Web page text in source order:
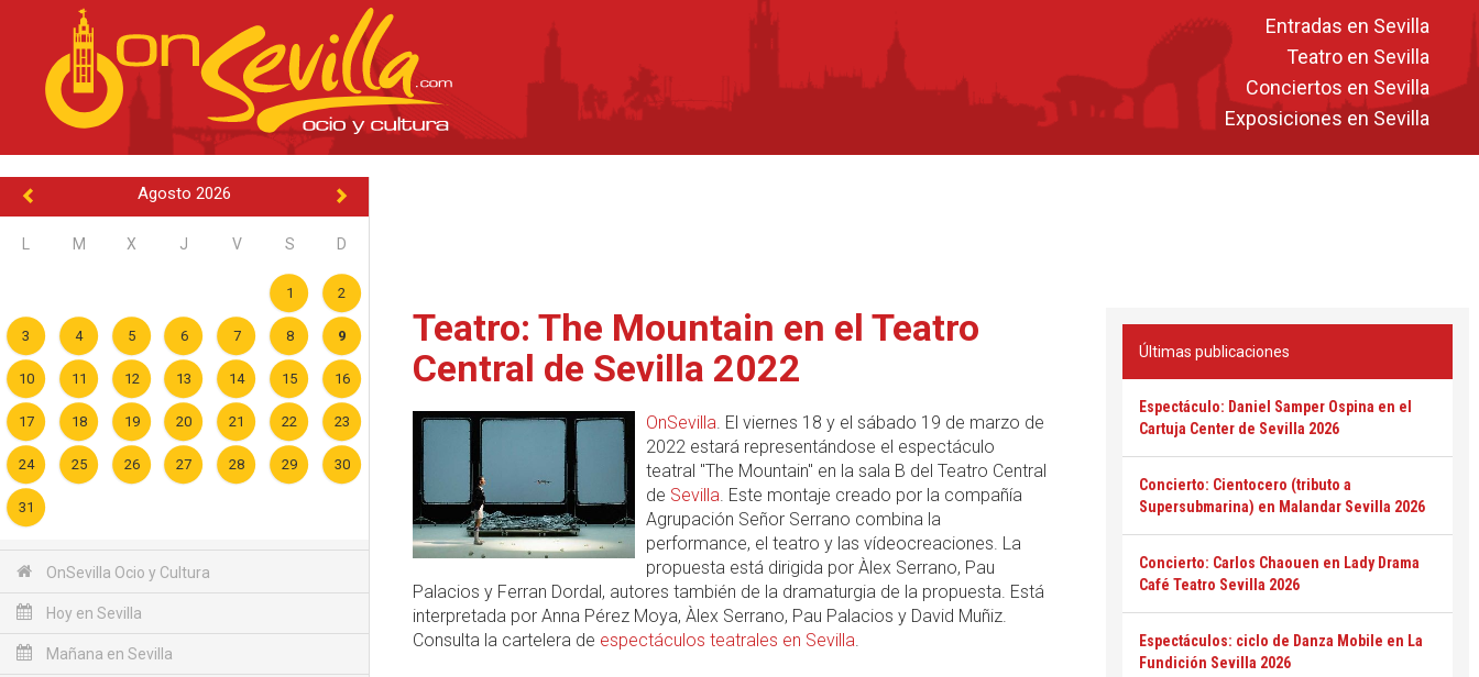
Entradas en Sevilla
Teatro en Sevilla
Conciertos en Sevilla
Exposiciones en Sevilla
Agosto 2026
M X J V S D
1 2
3 4 5 6 7 8 9
10 11 12 13 14 15 16
17 18 19 20 21 22 23
24 25 26 27 28 29 30
31
OnSevilla Ocio y Cultura
Hoy en Sevilla
Mañana en Sevilla
Teatro: The Mountain en el Teatro
Central de Sevilla 2022
OnSevilla. El viernes 18 y el sábado 19 de marzo de
2022 estará representándose el espectáculo
teatral "The Mountain" en la sala B del Teatro Central
de Sevilla. Este montaje creado por la compañía
Agrupación Señor Serrano combina la
performance, el teatro y las vídeocreaciones. La
propuesta está dirigida por Àlex Serrano, Pau
Palacios y Ferran Dordal, autores también de la dramaturgia de la propuesta. Está
interpretada por Anna Pérez Moya, Àlex Serrano, Pau Palacios y David Muñiz.
Consulta la cartelera de espectáculos teatrales en Sevilla.
Últimas publicaciones
Espectáculo: Daniel Samper Ospina en el
Cartuja Center de Sevilla 2026
Concierto: Cientocero (tributo a
Supersubmarina) en Malandar Sevilla 2026
Concierto: Carlos Chaouen en Lady Drama
Café Teatro Sevilla 2026
Espectáculos: ciclo de Danza Mobile en La
Fundición Sevilla 2026